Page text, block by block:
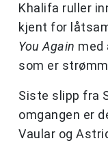
Khalifa ruller
kjent for
You Again med
som er
Siste slipp fra
omgangen er
Vaular og